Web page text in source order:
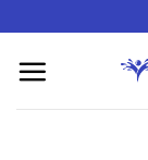
springen